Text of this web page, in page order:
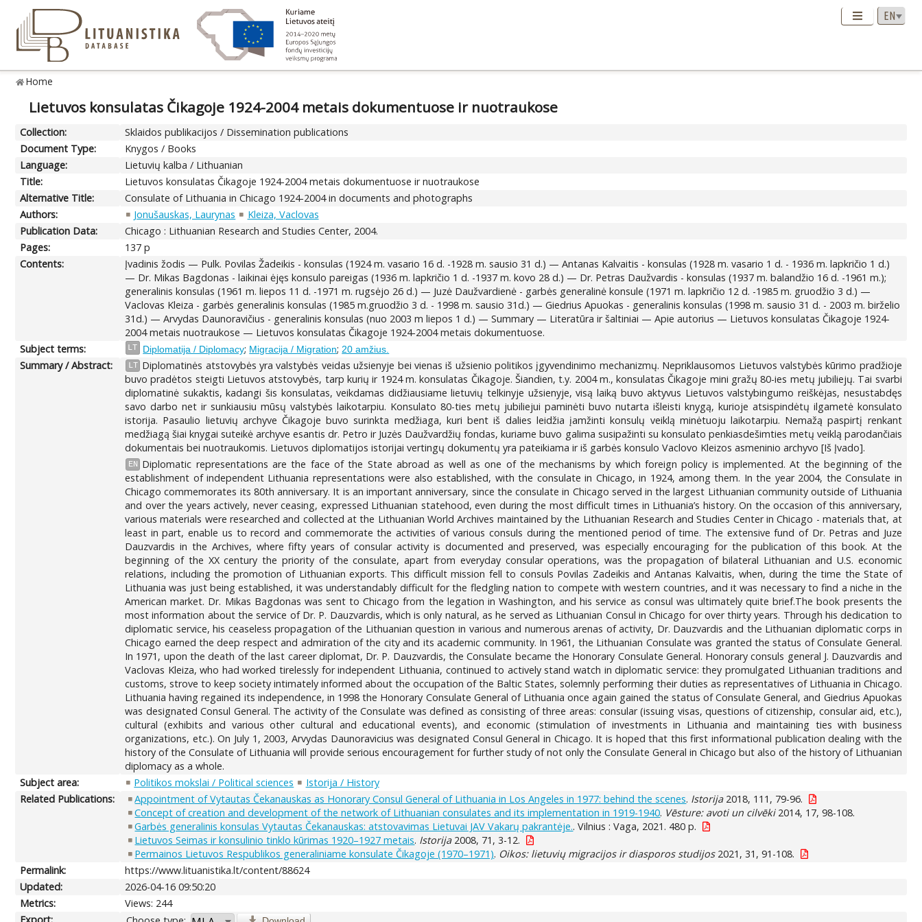
Home
Lietuvos konsulatas Čikagoje 1924-2004 metais dokumentuose ir nuotraukose
Collection:
Sklaidos publikacijos / Dissemination publications
Document Type:
Knygos / Books
Language:
Lietuvių kalba / Lithuanian
Title:
Lietuvos konsulatas Čikagoje 1924-2004 metais dokumentuose ir nuotraukose
Alternative Title:
Consulate of Lithuania in Chicago 1924-2004 in documents and photographs
Authors:
Jonušauskas, Laurynas
Kleiza, Vaclovas
Publication Data:
Chicago : Lithuanian Research and Studies Center, 2004.
Pages:
137 p
Contents:
Įvadinis žodis — Pulk. Povilas Žadeikis - konsulas (1924 m. vasario 16 d. -1928 m. sausio 31 d.) — Antanas Kalvaitis - konsulas (1928 m. vasario 1 d. - 1936 m. lapkričio 1 d.)
— Dr. Mikas Bagdonas - laikinai ėjęs konsulo pareigas (1936 m. lapkričio 1 d. -1937 m. kovo 28 d.) — Dr. Petras Daužvardis - konsulas (1937 m. balandžio 16 d. -1961 m.);
generalinis konsulas (1961 m. liepos 11 d. -1971 m. rugsėjo 26 d.) — Juzė Daužvardienė - garbės generalinė konsule (1971 m. lapkričio 12 d. -1985 m. gruodžio 3 d.) —
Vaclovas Kleiza - garbės generalinis konsulas (1985 m.gruodžio 3 d. - 1998 m. sausio 31d.) — Giedrius Apuokas - generalinis konsulas (1998 m. sausio 31 d. - 2003 m. birželio
31d.) — Arvydas Daunoravičius - generalinis konsulas (nuo 2003 m liepos 1 d.) — Summary — Literatūra ir šaltiniai — Apie autorius — Lietuvos konsulatas Čikagoje 1924-
2004 metais nuotraukose — Lietuvos konsulatas Čikagoje 1924-2004 metais dokumentuose.
Subject terms:
LT Diplomatija / Diplomacy; Migracija / Migration; 20 amžius.
Summary / Abstract: LT Diplomatinės atstovybės yra valstybės veidas užsienyje bei vienas iš užsienio politikos įgyvendinimo mechanizmų. Nepriklausomos Lietuvos valstybės kūrimo pradžioje
buvo pradėtos steigti Lietuvos atstovybės, tarp kurių ir 1924 m. konsulatas Čikagoje. Šiandien, t.y. 2004 m., konsulatas Čikagoje mini gražų 80-ies metų jubiliejų. Tai svarbi
diplomatinė sukaktis, kadangi šis konsulatas, veikdamas didžiausiame lietuvių telkinyje užsienyje, visą laiką buvo aktyvus Lietuvos valstybingumo reiškėjas, nesustabdęs
savo darbo net ir sunkiausiu mūsų valstybės laikotarpiu. Konsulato 80-ties metų jubiliejui paminėti buvo nutarta išleisti knygą, kurioje atsispindėtų ilgametė konsulato
istorija. Pasaulio lietuvių archyve Čikagoje buvo surinkta medžiaga, kuri bent iš dalies leidžia įamžinti konsulų veiklą minėtuoju laikotarpiu. Nemažą paspirtį renkant
medžiagą šiai knygai suteikė archyve esantis dr. Petro ir Juzės Daužvardžių fondas, kuriame buvo galima susipažinti su konsulato penkiasdešimties metų veiklą parodančiais
dokumentais bei nuotraukomis. Lietuvos diplomatijos istorijai vertingų dokumentų yra pateikiama ir iš garbės konsulo Vaclovo Kleizos asmeninio archyvo [Iš Įvado].
EN
Diplomatic representations are the face of the State abroad as well as one of the mechanisms by which foreign policy is implemented. At the beginning of the
establishment of independent Lithuania representations were also established, with the consulate in Chicago, in 1924, among them. In the year 2004, the Consulate in
Chicago commemorates its 80th anniversary. It is an important anniversary, since the consulate in Chicago served in the largest Lithuanian community outside of Lithuania
and over the years actively, never ceasing, expressed Lithuanian statehood, even during the most difficult times in Lithuania’s history. On the occasion of this anniversary,
various materials were researched and collected at the Lithuanian World Archives maintained by the Lithuanian Research and Studies Center in Chicago - materials that, at
least in part, enable us to record and commemorate the activities of various consuls during the mentioned period of time. The extensive fund of Dr. Petras and Juze
Dauzvardis in the Archives, where fifty years of consular activity is documented and preserved, was especially encouraging for the publication of this book. At the
beginning of the XX century the priority of the consulate, apart from everyday consular operations, was the propagation of bilateral Lithuanian and U.S. economic
relations, including the promotion of Lithuanian exports. This difficult mission fell to consuls Povilas Zadeikis and Antanas Kalvaitis, when, during the time the State of
Lithuania was just being established, it was understandably difficult for the fledgling nation to compete with western countries, and it was necessary to find a niche in the
American market. Dr. Mikas Bagdonas was sent to Chicago from the legation in Washington, and his service as consul was ultimately quite brief.The book presents the
most information about the service of Dr. P. Dauzvardis, which is only natural, as he served as Lithuanian Consul in Chicago for over thirty years. Through his dedication to
diplomatic service, his ceaseless propagation of the Lithuanian question in various and numerous arenas of activity, Dr. Dauzvardis and the Lithuanian diplomatic corps in
Chicago earned the deep respect and admiration of the city and its academic community. In 1961, the Lithuanian Consulate was granted the status of Consulate General.
In 1971, upon the death of the last career diplomat, Dr. P. Dauzvardis, the Consulate became the Honorary Consulate General. Honorary consuls general J. Dauzvardis and
Vaclovas Kleiza, who had worked tirelessly for independent Lithuania, continued to actively stand watch in diplomatic service: they promulgated Lithuanian traditions and
customs, strove to keep society intimately informed about the occupation of the Baltic States, solemnly performing their duties as representatives of Lithuania in Chicago.
Lithuania having regained its independence, in 1998 the Honorary Consulate General of Lithuania once again gained the status of Consulate General, and Giedrius Apuokas
was designated Consul General. The activity of the Consulate was defined as consisting of three areas: consular (issuing visas, questions of citizenship, consular aid, etc.),
cultural (exhibits and various other cultural and educational events), and economic (stimulation of investments in Lithuania and maintaining ties with business
organizations, etc.). On July 1, 2003, Arvydas Daunoravicius was designated Consul General in Chicago. It is hoped that this first informational publication dealing with the
history of the Consulate of Lithuania will provide serious encouragement for further study of not only the Consulate General in Chicago but also of the history of Lithuanian
diplomacy as a whole.
Subject area:
Politikos mokslai / Political sciences
Istorija / History
Related Publications:
Appointment of Vytautas Čekanauskas as Honorary Consul General of Lithuania in Los Angeles in 1977: behind the scenes. Istorija2018, 111, 79-96.
Concept of creation and development of the network of Lithuanian consulates and its implementation in 1919-1940. Vēsture: avoti un cilvēki2014, 17, 98-108.
Garbės generalinis konsulas Vytautas Čekanauskas: atstovavimas Lietuvai JAV Vakarų pakrantėje.. Vilnius : Vaga, 2021. 480 p.
Lietuvos Seimas ir konsulinio tinklo kūrimas 1920–1927 metais. Istorija2008, 71, 3-12.
Permainos Lietuvos Respublikos generaliniame konsulate Čikagoje (1970–1971). Oikos: lietuvių migracijos ir diasporos studijos2021, 31, 91-108.
Permalink:
https://www.lituanistika.lt/content/88624
Updated:
2026-04-16 09:50:20
Metrics:
Views: 244
Export: